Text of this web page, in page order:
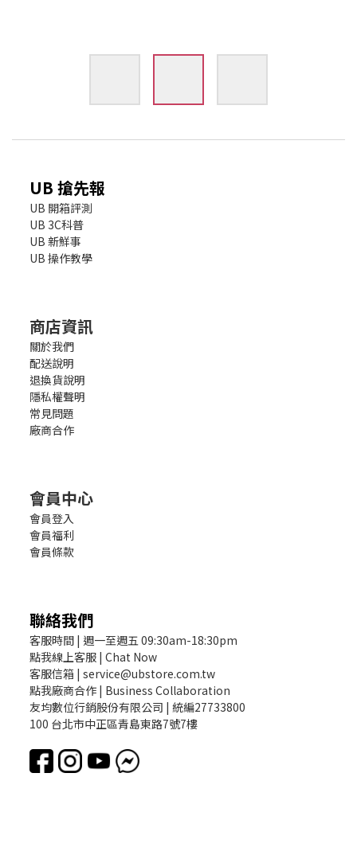
UB 搶先報
UB 開箱評測
UB 3C科普
UB 新鮮事
UB 操作教學
商店資訊
關於我們
配送說明
退換貨說明
隱私權聲明
常見問題
廠商合作
會員中心
會員登入
會員福利
會員條款
聯絡我們
客服時間 | 週一至週五 09:30am-18:30pm
點我線上客服 | Chat Now
客服信箱 | service@ubstore.com.tw
點我廠商合作 | Business Collaboration
友均數位行銷股份有限公司 | 統編27733800
100 台北市中正區青島東路7號7樓